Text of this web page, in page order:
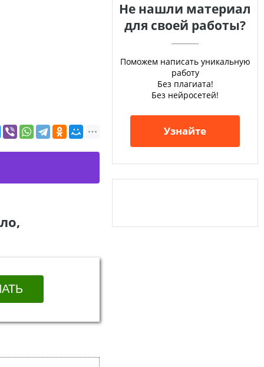
Не нашли материал
для своей работы?
Поможем написать уникальную
работу
Без плагиата!
Без нейросетей!
Узнайте